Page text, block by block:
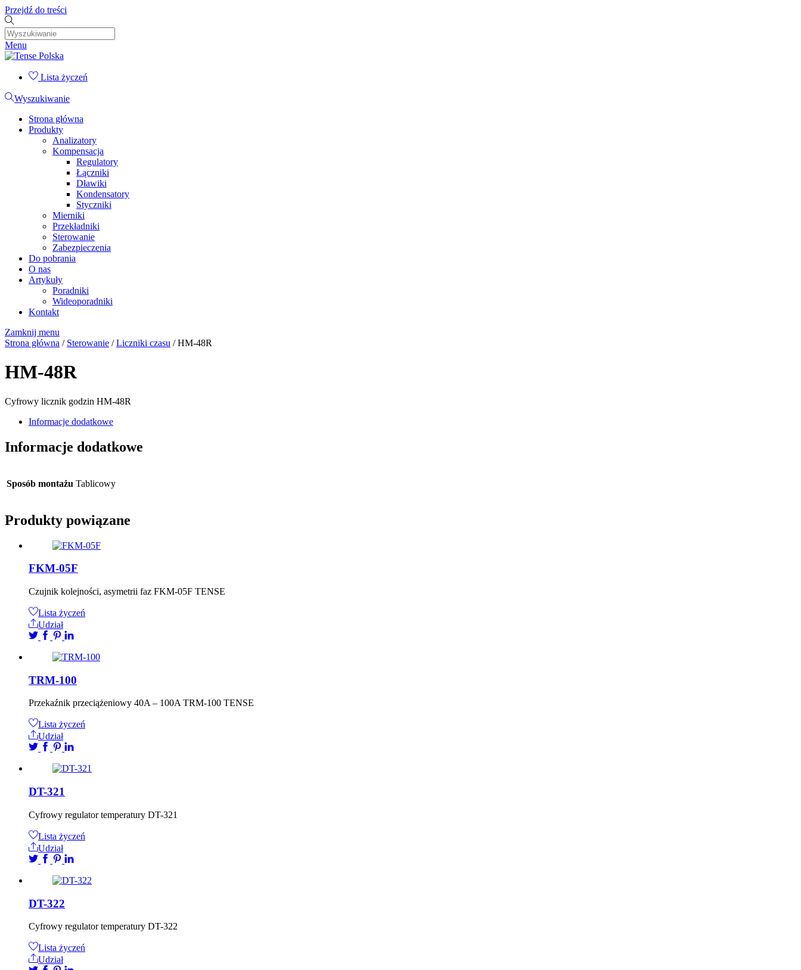
Przejdź do treści
Menu
Lista życzeń
Wyszukiwanie
Strona główna
Produkty
Analizatory
Kompensacja
Regulatory
Łączniki
Dławiki
Kondensatory
Styczniki
Mierniki
Przekładniki
Sterowanie
Zabezpieczenia
Do pobrania
O nas
Artykuły
Poradniki
Wideoporadniki
Kontakt
Zamknij menu
Strona główna / Sterowanie /Liczniki czasu / HM-48R
HM-48R
Cyfrowy licznik godzin HM-48R
Informacje dodatkowe
Informacje dodatkowe
Sposób montażu Tablicowy
Produkty powiązane
FKM-05F
Czujnik kolejności, asymetrii faz FKM-05F TENSE
Lista życzeń
Udział
TRM-100
Przekaźnik przeciążeniowy 40A – 100A TRM-100 TENSE
Lista życzeń
Udział
DT-321
Cyfrowy regulator temperatury DT-321
Lista życzeń
Udział
DT-322
Cyfrowy regulator temperatury DT-322
Lista życzeń
Udział